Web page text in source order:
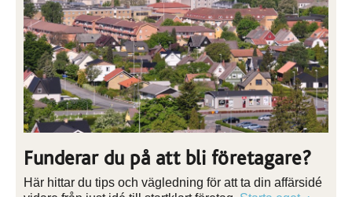
Funderar du på att bli företagare?
Här hittar du tips och vägledning för att ta din affärsidé